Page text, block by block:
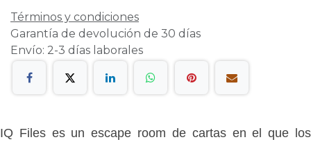
Términos y condiciones
Garantía de devolución de 30 días
Envío: 2-3 días laborales
IQ Files es unescape room de cartasen el que los